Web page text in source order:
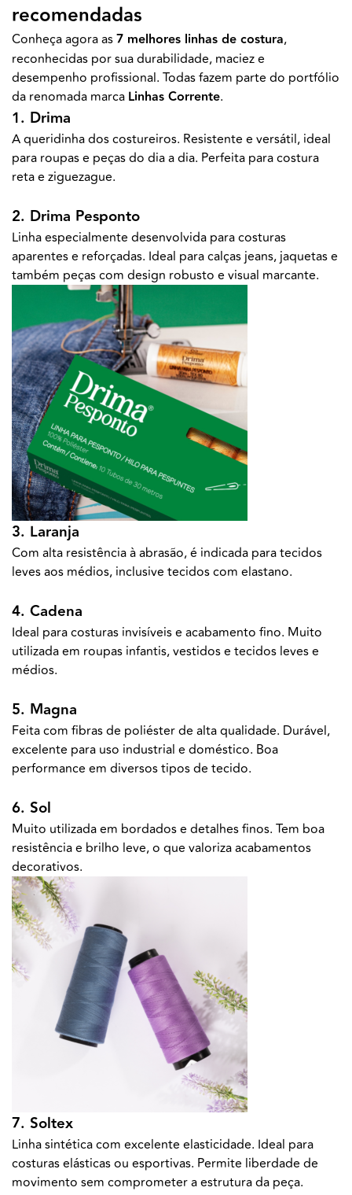
recomendadas
Conheça agora as7 melhores linhas de costura,
reconhecidas por sua durabilidade, maciez e
desempenho profissional. Todas fazem parte do portfólio
da renomada marca Linhas Corrente.
1. Drima
A queridinha dos costureiros. Resistente e versátil, ideal
para roupas e peças do dia a dia. Perfeita para costura
reta e ziguezague.
2. Drima Pesponto
Linha especialmente desenvolvida para costuras
aparentes e reforçadas. Ideal para calças jeans, jaquetas e
também peças com design robusto e visual marcante.
3. Laranja
Com alta resistência à abrasão, é indicada para tecidos
leves aos médios, inclusive tecidos com elastano.
4. Cadena
Ideal para costuras invisíveis e acabamento fino. Muito
utilizada em roupas infantis, vestidos e tecidos leves e
médios.
5. Magna
Feita com fibras de poliéster de alta qualidade. Durável,
excelente para uso industrial e doméstico. Boa
performance em diversos tipos de tecido.
6. Sol
Muito utilizada em bordados e detalhes finos. Tem boa
resistência e brilho leve, o que valoriza acabamentos
decorativos.
7. Soltex
Linha sintética com excelente elasticidade. Ideal para
costuras elásticas ou esportivas. Permite liberdade de
movimento sem comprometer a estrutura da peça.